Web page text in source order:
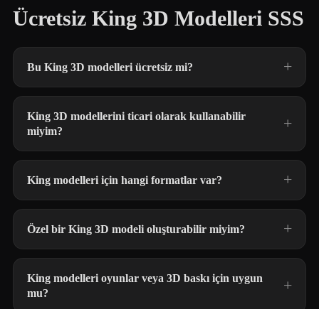
Ücretsiz King 3D Modelleri SSS
Bu King 3D modelleri ücretsiz mi?
King 3D modellerini ticari olarak kullanabilir
miyim?
King modelleri için hangi formatlar var?
Özel bir King 3D modeli oluşturabilir miyim?
King modelleri oyunlar veya 3D baskı için uygun
mu?